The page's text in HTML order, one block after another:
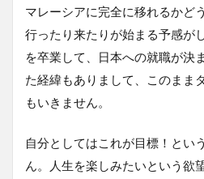
マレーシアに完全に移れるかど
行ったり来たりが始まる予感が
を卒業して、日本への就職が決
た経緯もありまして、このまま
もいきません。
自分としてはこれが目標！とい
ん。人生を楽しみたいという欲